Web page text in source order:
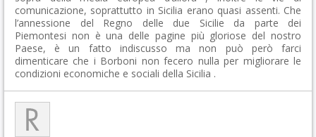
comunicazione, soprattutto in Sicilia erano quasi assenti. Che
l’annessione del Regno delle due Sicilie da parte dei
Piemontesi non è una delle pagine più gloriose del nostro
Paese, è un fatto indiscusso ma non può però farci
dimenticare che i Borboni non fecero nulla per migliorare le
condizioni economiche e sociali della Sicilia .